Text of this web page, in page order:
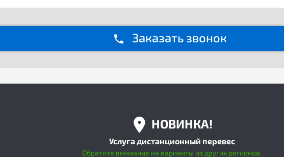
Заказать звонок
НОВИНКА!
Услуга дистанционный перевес
Обратите внимание на варианты из других регионов.